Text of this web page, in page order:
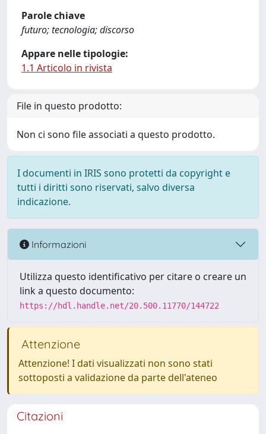
Parole chiave
futuro; tecnologia; discorso
Appare nelle tipologie:
1.1 Articolo in rivista
File in questo prodotto:
Non ci sono file associati a questo prodotto.
I documenti in IRIS sono protetti da copyright e
tutti i diritti sono riservati, salvo diversa
indicazione.
Informazioni
Utilizza questo identificativo per citare o creare un
link a questo documento:
https://hdl.handle.net/20.500.11770/144722
Attenzione
Attenzione! I dati visualizzati non sono stati
sottoposti a validazione da parte dell'ateneo
Citazioni